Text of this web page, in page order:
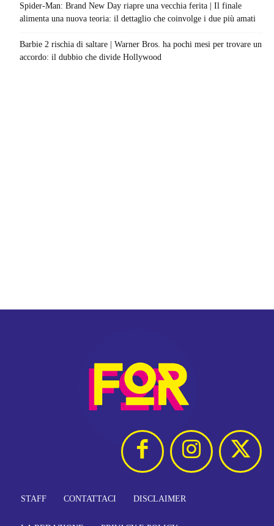
Spider-Man: Brand New Day riapre una vecchia ferita | Il finale
alimenta una nuova teoria: il dettaglio che coinvolge i due più amati
Barbie 2 rischia di saltare | Warner Bros. ha pochi mesi per trovare un
accordo: il dubbio che divide Hollywood
STAFF CONTATTACI DISCLAIMER